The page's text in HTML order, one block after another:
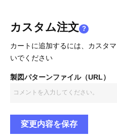
カスタム注文 ?
カートに追加するには、カスタ
いでください
製図パターンファイル（URL）
変更内容を保存